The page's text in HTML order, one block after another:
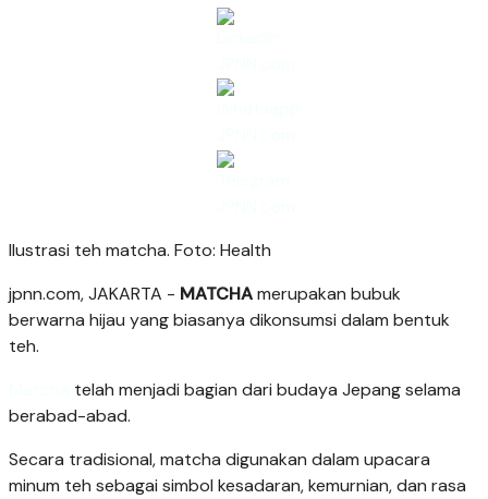
Ilustrasi teh matcha. Foto: Health
jpnn.com, JAKARTA - MATCHAmerupakan bubuk
berwarna hijau yang biasanya dikonsumsi dalam bentuk
teh.
telah menjadi bagian dari budaya Jepang selama
berabad-abad.
Secara tradisional, matcha digunakan dalam upacara
minum teh sebagai simbol kesadaran, kemurnian, dan rasa